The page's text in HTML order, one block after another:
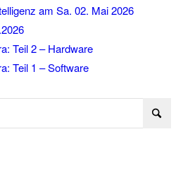
am Sa. 02. Mai 2026
Teil 2 – Hardware
Teil 1 – Software